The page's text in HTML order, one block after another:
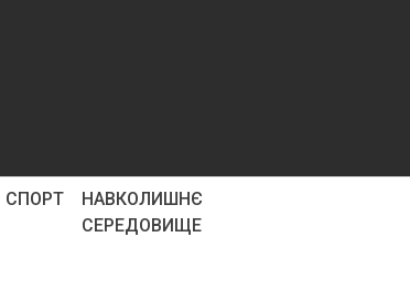
СПОРТ
НАВКОЛИШНЄ
СЕРЕДОВИЩЕ